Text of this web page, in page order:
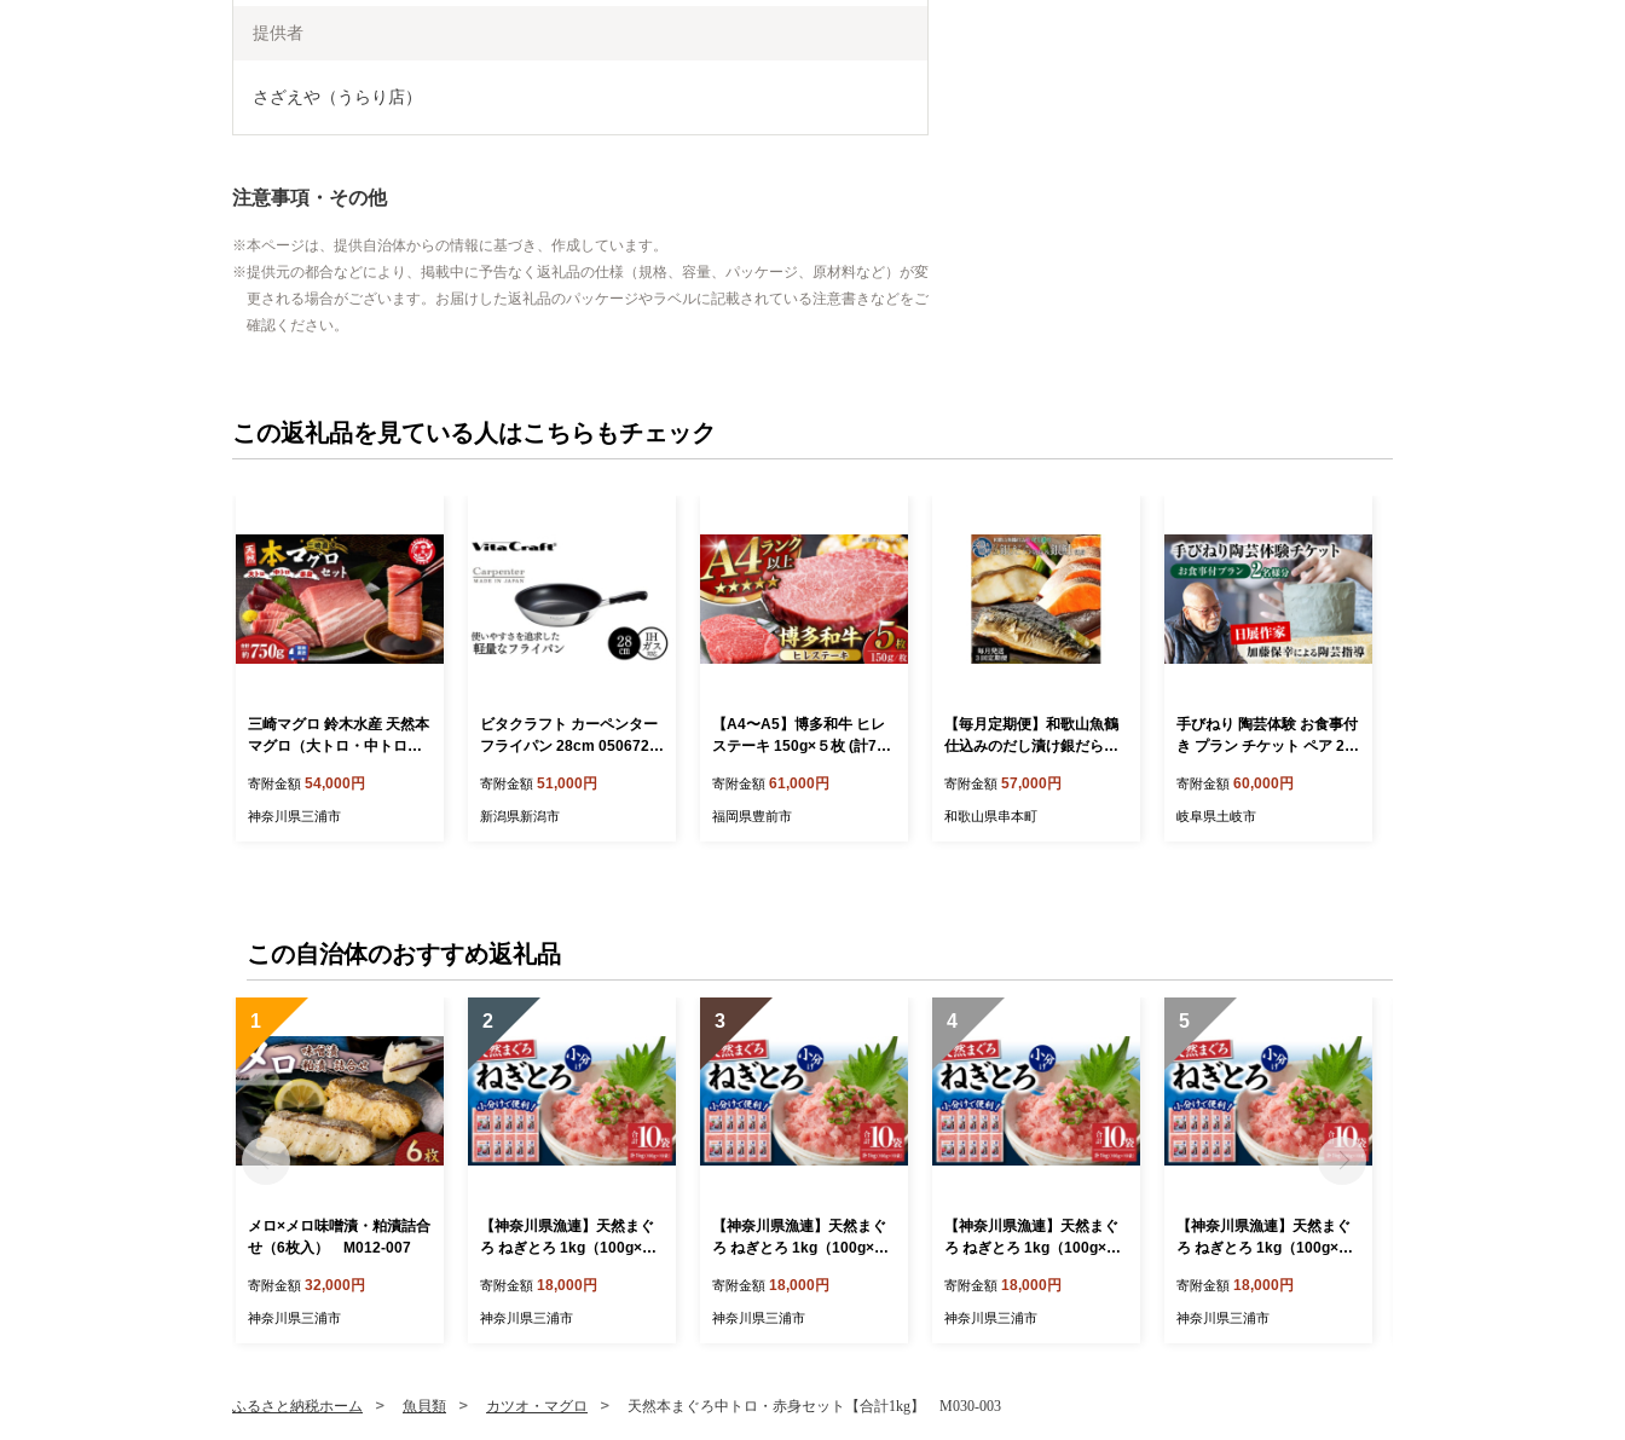
提供者
さざえや（うらり店）
注意事項・その他
本ページは、提供自治体からの情報に基づき、作成しています。
提供元の都合などにより、掲載中に予告なく返礼品の仕様（規格、容量、パッケージ、原材料など）が変
更される場合がございます。お届けした返礼品のパッケージやラベルに記載されている注意書きなどをご
確認ください。
この返礼品を見ている人はこちらもチェック
三崎マグロ 鈴木水産 天然本
マグロ（大トロ・中トロ・
寄附金額 54,000円
神奈川県三浦市
ビタクラフト カーペンター
フライパン 28cm 0506721
調理器具 新潟市
寄附金額 51,000円
新潟県新潟市
【A4〜A5】博多和牛 ヒレ
ステーキ 150g×５枚 (計750
村食品】[VDZ009] ヒレステ
ーキ 赤身ステーキ あかみす
寄附金額 61,000円
福岡県豊前市
【毎月定期便】和歌山魚鶴
仕込みのだし漬け銀だら切
ばフィレ4枚全3回 / 銀鱈 さ
け サバ だし 魚 切り身 切身
寄附金額 57,000円
和歌山県串本町
手びねり 陶芸体験 お食事付
き プラン チケット ペア 2名
芸 カフェ 旅行 [MEA019]
寄附金額 60,000円
岐阜県土岐市
この自治体のおすすめ返礼品
1
メロ×メロ味噌漬・粕漬詰合
せ（6枚入） M012-007
寄附金額 32,000円
神奈川県三浦市
2
【神奈川県漁連】天然まぐ
ろ ねぎとろ 1kg（100g×10
M077-015-02-12
寄附金額 18,000円
神奈川県三浦市
3
【神奈川県漁連】天然まぐ
ろ ねぎとろ 1kg（100g×10
M077-015-02-11
寄附金額 18,000円
神奈川県三浦市
4
【神奈川県漁連】天然まぐ
ろ ねぎとろ 1kg（100g×10
M077-015-02-10
寄附金額 18,000円
神奈川県三浦市
5
【神奈川県漁連】天然まぐ
ろ ねぎとろ 1kg（100g×10
077-015-02-09
寄附金額 18,000円
神奈川県三浦市
ふるさと納税ホーム 魚貝類 カツオ・マグロ 天然本まぐろ中トロ・赤身セット【合計1kg】 M030-003